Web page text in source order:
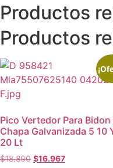
Productos
Productos
Pico Vertedor Para Bidon
Chapa Galvanizada 5 10
20 Lt
$18.800 $16.967